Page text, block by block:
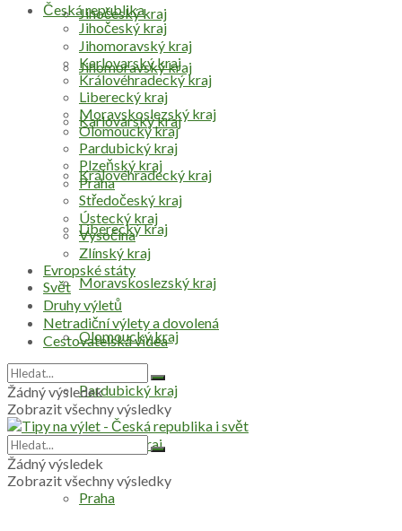
Jihočeský kraj
Jihomoravský kraj
Karlovarský kraj
Královéhradecký kraj
Liberecký kraj
Moravskoslezský kraj
Olomoucký kraj
Pardubický kraj
Plzeňský kraj
Praha
Česká republika
Jihočeský kraj
Jihomoravský kraj
Karlovarský kraj
Královéhradecký kraj
Liberecký kraj
Moravskoslezský kraj
Olomoucký kraj
Pardubický kraj
Plzeňský kraj
Praha
Středočeský kraj
Ústecký kraj
Vysočina
Zlínský kraj
Evropské státy
Svět
Druhy výletů
Netradiční výlety a dovolená
Cestovatelská videa
Žádný výsledek
Zobrazit všechny výsledky
Žádný výsledek
Zobrazit všechny výsledky